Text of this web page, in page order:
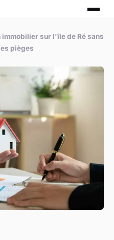
immobilier sur l'île de Ré sans
pièges